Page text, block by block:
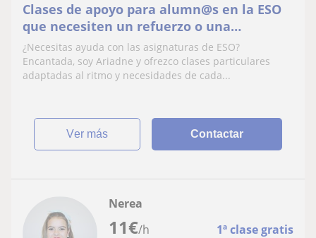
Clases de apoyo para alumn@s en la ESO
que necesiten un refuerzo o una
metodología más adaptada para aprender
¿Necesitas ayuda con las asignaturas de ESO?
Encantada, soy Ariadne y ofrezco clases particulares
adaptadas al ritmo y necesidades de cada...
ver más Contactar
11€/h 1ª clase gratis
Nerea